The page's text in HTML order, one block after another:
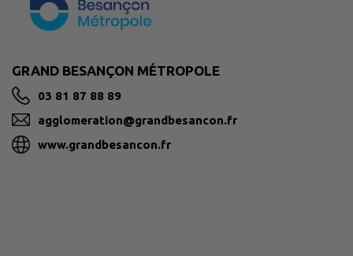
GRAND BESANÇON MÉTROPOLE
03 81 87 88 89
agglomeration@grandbesancon.fr
www.grandbesancon.fr